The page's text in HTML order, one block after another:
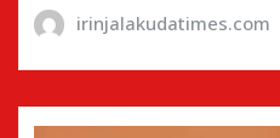
irinjalakudatimes.com